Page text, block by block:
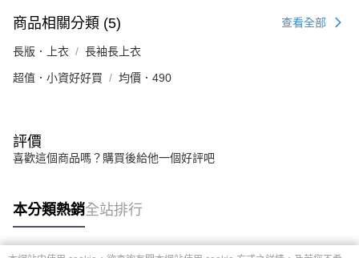
商品相關分類 (5) 查看全部
長版．上衣 長袖長上衣
超值．小資好好買 均價．490
評價
喜歡這個商品嗎？購買後給他一個好評吧
本分類熱銷全站排行